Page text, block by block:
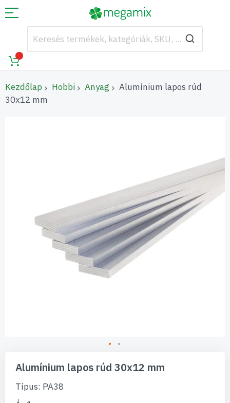
Kezdőlap Hobbi Anyag
Alumínium lapos rúd
30x12 mm
képgaléria
elejére
Alumínium lapos rúd 30x12 mm
Típus: PA38